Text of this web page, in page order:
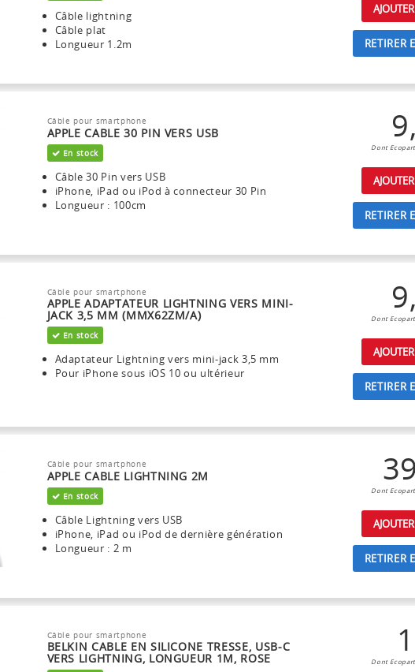
Câble lightning
Câble plat
Longueur 1.2m
RETIRER
Câble pour smartphone
APPLE CABLE 30 PIN VERS USB
En stock
Câble 30 Pin vers USB
iPhone, iPad ou iPod à connecteur 30 Pin
Longueur : 100cm
9,
Dont
RETIRER
Câble pour smartphone
APPLE ADAPTATEUR LIGHTNING VERS MINI-
JACK 3,5 MM (MMX62ZM/A)
En stock
Adaptateur Lightning vers mini-jack 3,5 mm
Pour iPhone sous iOS 10 ou ultérieur
9,
Dont
RETIRER
Câble pour smartphone
APPLE CABLE LIGHTNING 2M
En stock
Câble Lightning vers USB
iPhone, iPad ou iPod de dernière génération
Longueur : 2 m
39
Dont
RETIRER
Câble pour smartphone
BELKIN CABLE EN SILICONE TRESSE, USB-C
VERS LIGHTNING, LONGUEUR 1M, ROSE Dont